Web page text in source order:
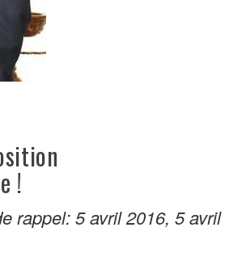
!
rappel: 5 avril 2016, 5 avril